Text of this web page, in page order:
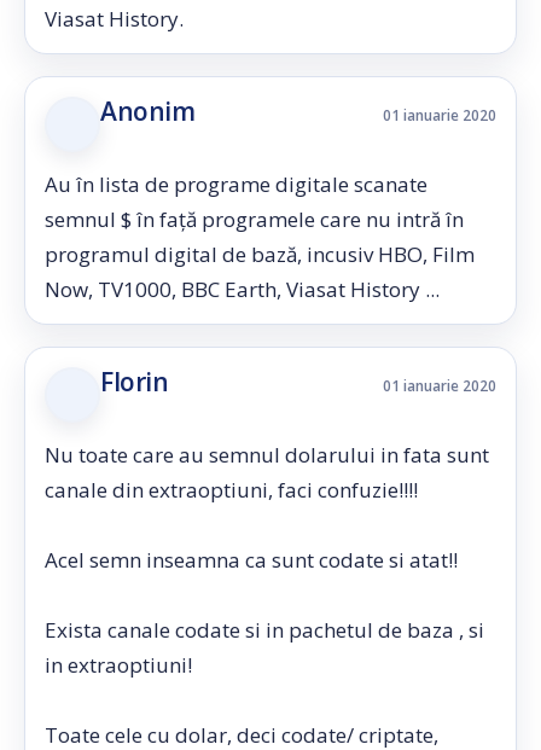
Viasat History.
Anonim 01 ianuarie 2020
Au în lista de programe digitale scanate
semnul $ în față programele care nu intră în
programul digital de bază, incusiv HBO, Film
Now, TV1000, BBC Earth, Viasat History ...
Florin 01 ianuarie 2020
Nu toate care au semnul dolarului in fata sunt
canale din extraoptiuni, faci confuzie!!!!
Acel semn inseamna ca sunt codate si atat!!
Exista canale codate si in pachetul de baza , si
in extraoptiuni!
Toate cele cu dolar, deci codate/ criptate,